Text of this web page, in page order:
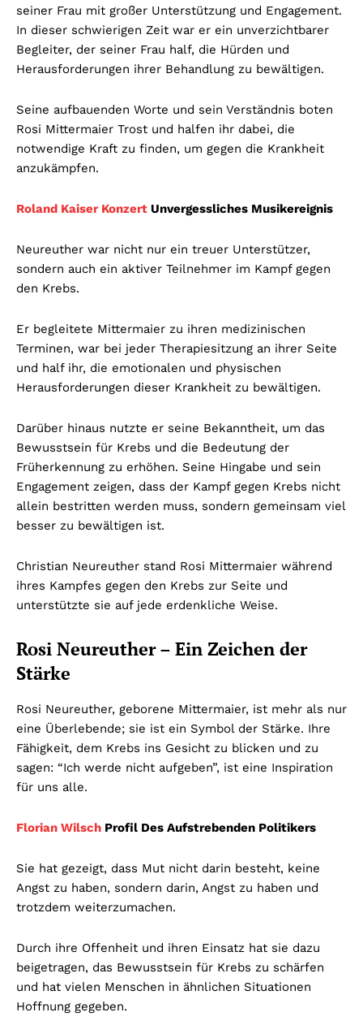
seiner Frau mit großer Unterstützung und Engagement.
In dieser schwierigen Zeit war er ein unverzichtbarer
Begleiter, der seiner Frau half, die Hürden und
Herausforderungen ihrer Behandlung zu bewältigen.
Seine aufbauenden Worte und sein Verständnis boten
Rosi Mittermaier Trost und halfen ihr dabei, die
notwendige Kraft zu finden, um gegen die Krankheit
anzukämpfen.
Roland Kaiser Konzert Unvergessliches Musikereignis
Neureuther war nicht nur ein treuer Unterstützer,
sondern auch ein aktiver Teilnehmer im Kampf gegen
den Krebs.
Er begleitete Mittermaier zu ihren medizinischen
Terminen, war bei jeder Therapiesitzung an ihrer Seite
und half ihr, die emotionalen und physischen
Herausforderungen dieser Krankheit zu bewältigen.
Darüber hinaus nutzte er seine Bekanntheit, um das
Bewusstsein für Krebs und die Bedeutung der
Früherkennung zu erhöhen. Seine Hingabe und sein
Engagement zeigen, dass der Kampf gegen Krebs nicht
allein bestritten werden muss, sondern gemeinsam viel
besser zu bewältigen ist.
Christian Neureuther stand Rosi Mittermaier während
ihres Kampfes gegen den Krebs zur Seite und
unterstützte sie auf jede erdenkliche Weise.
Rosi Neureuther – Ein Zeichen der
Stärke
Rosi Neureuther, geborene Mittermaier, ist mehr als nur
eine Überlebende; sie ist ein Symbol der Stärke. Ihre
Fähigkeit, dem Krebs ins Gesicht zu blicken und zu
sagen: “Ich werde nicht aufgeben”, ist eine Inspiration
für uns alle.
Florian Wilsch Profil Des Aufstrebenden Politikers
Sie hat gezeigt, dass Mut nicht darin besteht, keine
Angst zu haben, sondern darin, Angst zu haben und
trotzdem weiterzumachen.
Durch ihre Offenheit und ihren Einsatz hat sie dazu
beigetragen, das Bewusstsein für Krebs zu schärfen
und hat vielen Menschen in ähnlichen Situationen
Hoffnung gegeben.